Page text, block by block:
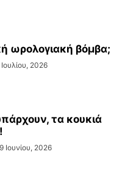
ωρολογιακή βόμβα;
Ιουλίου, 2026
τα κουκιά
Ιουνίου, 2026